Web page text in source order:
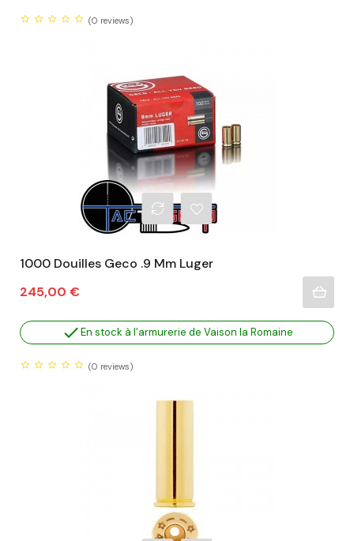
(0 reviews)
1000 Douilles Geco .9 Mm Luger
Prix
245,00 €
En stock à l'armurerie de Vaison la Romaine
(0 reviews)